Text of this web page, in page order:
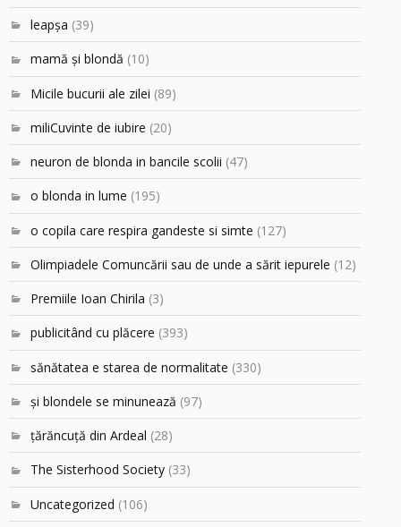
leapşa (39)
mamă şi blondă (10)
Micile bucurii ale zilei (89)
miliCuvinte de iubire (20)
neuron de blonda in bancile scolii (47)
o blonda in lume (195)
o copila care respira gandeste si simte (127)
Olimpiadele Comuncării sau de unde a sărit iepurele (12)
Premiile Ioan Chirila (3)
publicitând cu plăcere (393)
sănătatea e starea de normalitate (330)
şi blondele se minunează (97)
ţărăncuţă din Ardeal (28)
The Sisterhood Society (33)
Uncategorized (106)